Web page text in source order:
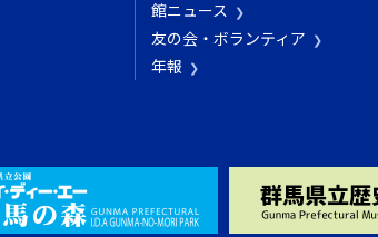
館ニュース
友の会・ボランティア
年報